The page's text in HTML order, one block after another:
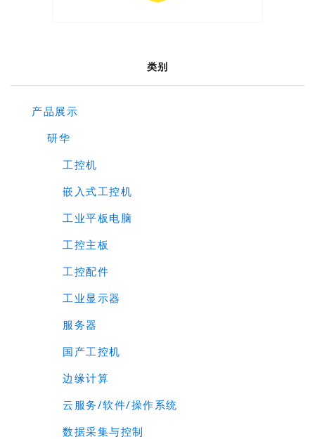
类别
产品展示
研华
工控机
嵌入式工控机
工业平板电脑
工控主板
工控配件
工业显示器
服务器
国产工控机
边缘计算
云服务/软件/操作系统
数据采集与控制